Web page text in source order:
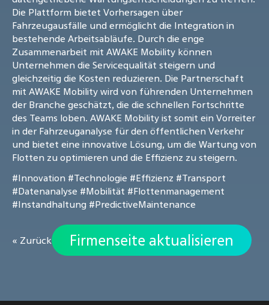
Die Plattform bietet Vorhersagen über
Fahrzeugausfälle und ermöglicht die Integration in
bestehende Arbeitsabläufe. Durch die enge
Zusammenarbeit mit AWAKE Mobility können
Unternehmen die Servicequalität steigern und
gleichzeitig die Kosten reduzieren. Die Partnerschaft
mit AWAKE Mobility wird von führenden Unternehmen
der Branche geschätzt, die die schnellen Fortschritte
des Teams loben. AWAKE Mobility ist somit ein Vorreiter
in der Fahrzeuganalyse für den öffentlichen Verkehr
und bietet eine innovative Lösung, um die Wartung von
Flotten zu optimieren und die Effizienz zu steigern.
#Innovation #Technologie #Effizienz #Transport
#Datenanalyse #Mobilität #Flottenmanagement
#Instandhaltung #PredictiveMaintenance
« Zurück Firmenseite aktualisieren